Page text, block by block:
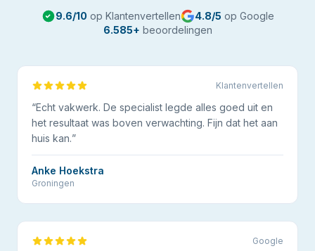
9.6/10 op Klantenvertellen 4.8/5 op Google
6.585+ beoordelingen
Klantenvertellen
“Echt vakwerk. De specialist legde alles goed uit en
het resultaat was boven verwachting. Fijn dat het aan
huis kan.”
Anke Hoekstra
Groningen
Google